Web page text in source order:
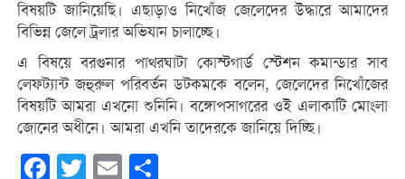
বিষয়টি জানিয়েছি। এছাড়াও নিখোঁজ জেলেদের উদ্ধারে আমাদের
বিভিন্ন জেলে ট্রলার অভিযান চালাচ্ছে।
এ বিষয়ে বরগুনার পাথরঘাটা কোস্টগার্ড স্টেশন কমান্ডার সাব
লেফট্যান্ট জহুরুল পরিবর্তন ডটকমকে বলেন, জেলেদের নিখোঁজের
বিষয়টি আমরা এখনো শুনিনি। বঙ্গোপসাগরের ওই এলাকাটি মোংলা
জোনের অধীনে। আমরা এখনি তাদেরকে জানিয়ে দিচ্ছি।
Facebook
Twitter Email